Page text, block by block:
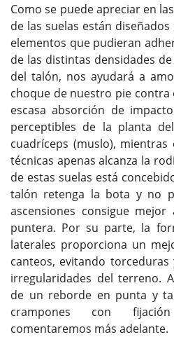
Como se puede apreciar en
de las suelas están
elementos que pudieran
de las distintas densidades
del talón, nos ayudará a
choque de nuestro pie contra
escasa absorción de
perceptibles de la planta
cuadríceps (muslo),
técnicas apenas alcanza la
de estas suelas está
talón retenga la bota y no
ascensiones consigue
puntera. Por su parte, la
laterales proporciona un
canteos, evitando
irregularidades del terreno.
de un reborde en punta y
crampones con
comentaremos más adelante.